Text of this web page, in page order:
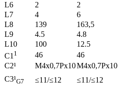
L6
2 2
L7
4 6
L8
139 163,5
L9
4.5 4.8
L10
100 12.5
C11 46 46
C2¹
M4x0,7Px10M4x0,7Px10
C3¹G7 ≤11/≤12 ≤11/≤12